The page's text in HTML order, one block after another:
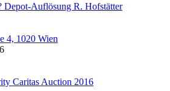
Depot-Auflösung R. Hofstätter
4, 1020 Wien
Caritas Auction 2016